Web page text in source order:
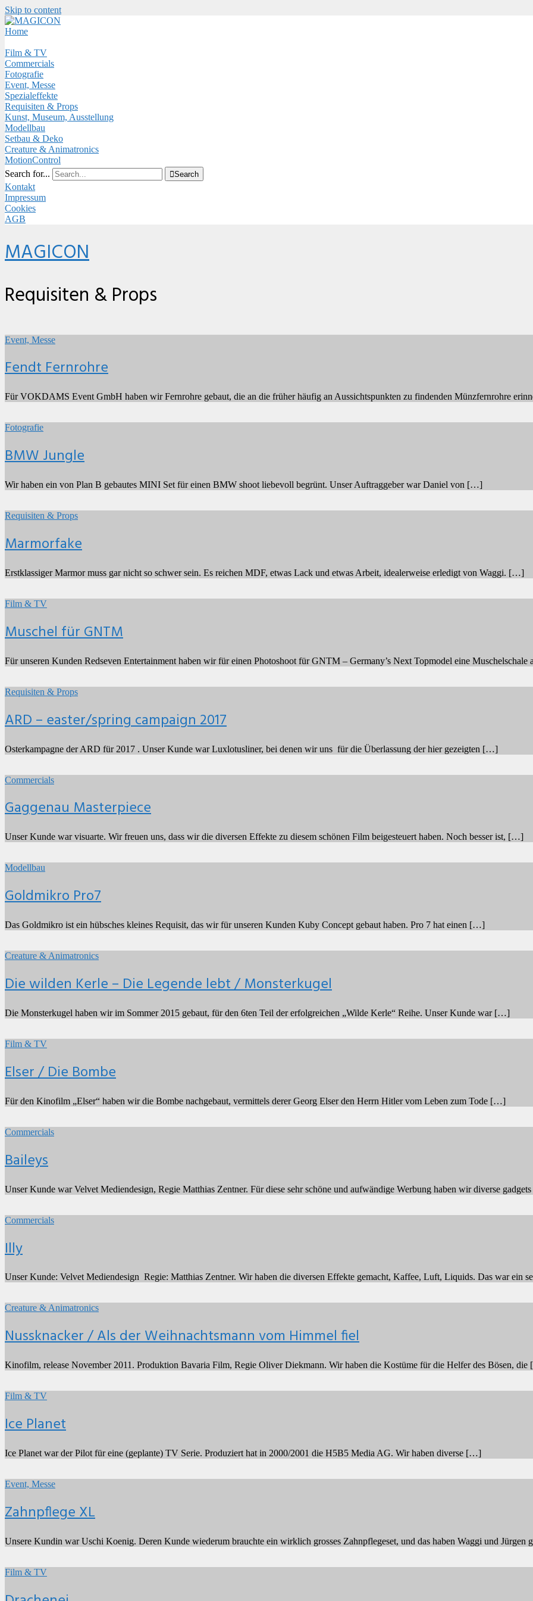
Skip to content
Close
Menu
Home
Film & TV
Commercials
Fotografie
Event, Messe
Spezialeffekte
Requisiten & Props
Kunst, Museum, Ausstellung
Modellbau
Setbau & Deko
Creature & Animatronics
MotionControl
Search for...
Search
Kontakt
Impressum
Cookies
AGB
MAGICON
Kategorie:
Requisiten & Props
Fernrohre
2023
by
Scheib
Event, Messe
Fendt Fernrohre
Für VOKDAMS Event GmbH haben wir Fernrohre gebaut, die an die früher häufig an Aussichtspunkten zu findenden Münzfernrohre
Jungle
2020
by
Scheib
Fotografie
BMW Jungle
Wir haben ein von Plan B gebautes MINI Set für einen BMW shoot liebevoll begrünt. Unser Auftraggeber war Daniel von […]
2018
by
Scheib
Requisiten & Props
Marmorfake
Erstklassiger Marmor muss gar nicht so schwer sein. Es reichen MDF, etwas Lack und etwas Arbeit, idealerweise erledigt von Waggi. […]
für
2017
by
Scheib
Film & TV
Muschel für GNTM
Für unseren Kunden Redseven Entertainment haben wir für einen Photoshoot für GNTM – Germany’s Next Topmodel eine
–
campaign
2017
2017
by
Scheib
Requisiten & Props
ARD – easter/spring campaign 2017
Osterkampagne der ARD für 2017 . Unser Kunde war Luxlotusliner, bei denen wir uns für die Überlassung der hier gezeigten […]
Masterpiece
2016
by
Scheib
Commercials
Gaggenau Masterpiece
Unser Kunde war visuarte. Wir freuen uns, dass wir die diversen Effekte zu diesem schönen Film beigesteuert haben. Noch besser ist, […]
Pro7
2016
by
Modellbau
Goldmikro Pro7
Das Goldmikro ist ein hübsches kleines Requisit, das wir für unseren Kunden Kuby Concept gebaut haben. Pro 7 hat einen […]
wilden
–
Die
lebt
/
2016
by
Scheib
Creature & Animatronics
Die wilden Kerle – Die Legende lebt / Monsterkugel
Die Monsterkugel haben wir im Sommer 2015 gebaut, für den 6ten Teil der erfolgreichen „Wilde Kerle“ Reihe. Unser Kunde war […]
/
Bombe
2014
by
Scheib
Film & TV
Elser / Die Bombe
Für den Kinofilm „Elser“ haben wir die Bombe nachgebaut, vermittels derer Georg Elser den Herrn Hitler vom Leben zum Tode […]
2014
by
Scheib
Commercials
Baileys
Unser Kunde war Velvet Mediendesign, Regie Matthias Zentner. Für diese sehr schöne und aufwändige Werbung haben wir diverse
2013
by
Scheib
Commercials
Illy
Unser Kunde: Velvet Mediendesign Regie: Matthias Zentner. Wir haben die diversen Effekte gemacht, Kaffee, Luft, Liquids. Das war ein
/
der
Weihnachtsmann
Himmel
fiel
2012
by
Scheib
Creature & Animatronics
Nussknacker / Als der Weihnachtsmann vom Himmel fiel
Kinofilm, release November 2011. Produktion Bavaria Film, Regie Oliver Diekmann. Wir haben die Kostüme für die Helfer des Bösen,
Planet
2009
by
Scheib
Film & TV
Ice Planet
Ice Planet war der Pilot für eine (geplante) TV Serie. Produziert hat in 2000/2001 die H5B5 Media AG. Wir haben diverse […]
XL
2005
by
Scheib
Event, Messe
Zahnpflege XL
Unsere Kundin war Uschi Koenig. Deren Kunde wiederum brauchte ein wirklich grosses Zahnpflegeset, und das haben Waggi und Jürgen
2005
by
Scheib
Film & TV